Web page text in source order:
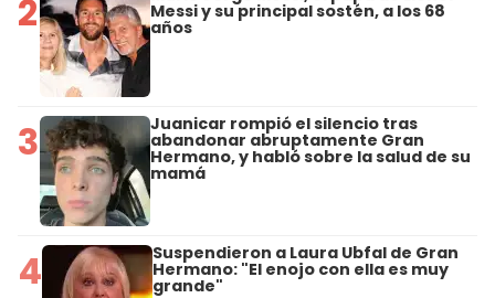
2 Messi y su principal sostén, a los 68
años
3 Juanicar rompió el silencio tras
abandonar abruptamente Gran
Hermano, y habló sobre la salud de su
mamá
4 Suspendieron a Laura Ubfal de Gran
Hermano: "El enojo con ella es muy
grande"